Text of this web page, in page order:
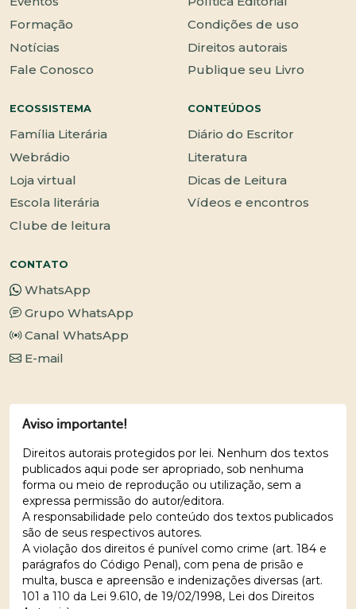
Formação
Notícias
Fale Conosco
Condições de uso
Direitos autorais
Publique seu Livro
ECOSSISTEMA
Família Literária
Webrádio
Loja virtual
Escola literária
Clube de leitura
CONTEÚDOS
Diário do Escritor
Literatura
Dicas de Leitura
Vídeos e encontros
CONTATO
WhatsApp
Grupo WhatsApp
Canal WhatsApp
E-mail
Aviso importante!
Direitos autorais protegidos por lei. Nenhum dos textos
publicados aqui pode ser apropriado, sob nenhuma
forma ou meio de reprodução ou utilização, sem a
expressa permissão do autor/editora.
A responsabilidade pelo conteúdo dos textos publicados
são de seus respectivos autores.
A violação dos direitos é punível como crime (art. 184 e
parágrafos do Código Penal), com pena de prisão e
multa, busca e apreensão e indenizações diversas (art.
101 a 110 da Lei 9.610, de 19/02/1998, Lei dos Direitos